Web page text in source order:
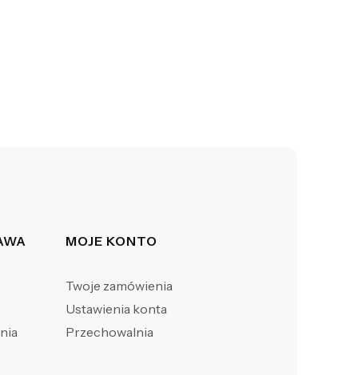
MOJE KONTO
Twoje zamówienia
Ustawienia konta
Przechowalnia